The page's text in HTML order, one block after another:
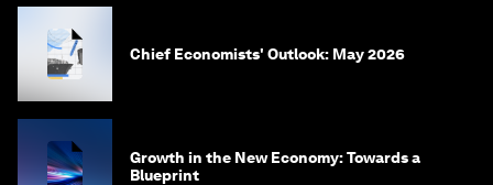
Chief Economists' Outlook: May 2026
Growth in the New Economy: Towards a
Blueprint